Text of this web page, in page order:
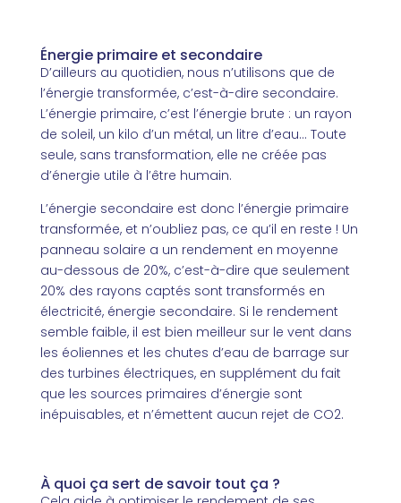
Énergie primaire et secondaire
D’ailleurs au quotidien, nous n’utilisons que de
l’énergie transformée, c’est-à-dire secondaire.
L’énergie primaire, c’est l’énergie brute : un rayon
de soleil, un kilo d’un métal, un litre d’eau… Toute
seule, sans transformation, elle ne créée pas
d’énergie utile à l’être humain.
L’énergie secondaire est donc l’énergie primaire
transformée, et n’oubliez pas, ce qu’il en reste ! Un
panneau solaire a un rendement en moyenne
au-dessous de 20%, c’est-à-dire que seulement
20% des rayons captés sont transformés en
électricité, énergie secondaire. Si le rendement
semble faible, il est bien meilleur sur le vent dans
les éoliennes et les chutes d’eau de barrage sur
des turbines électriques, en supplément du fait
que les sources primaires d’énergie sont
inépuisables, et n’émettent aucun rejet de CO2.
À quoi ça sert de savoir tout ça ?